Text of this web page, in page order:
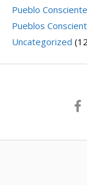
Pueblo Consciente
Pueblos
Uncategorized